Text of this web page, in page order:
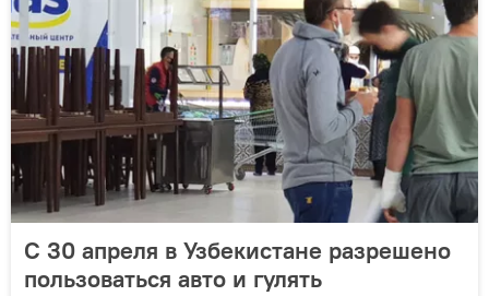
С 30 апреля в Узбекистане разрешено
пользоваться авто и гулять